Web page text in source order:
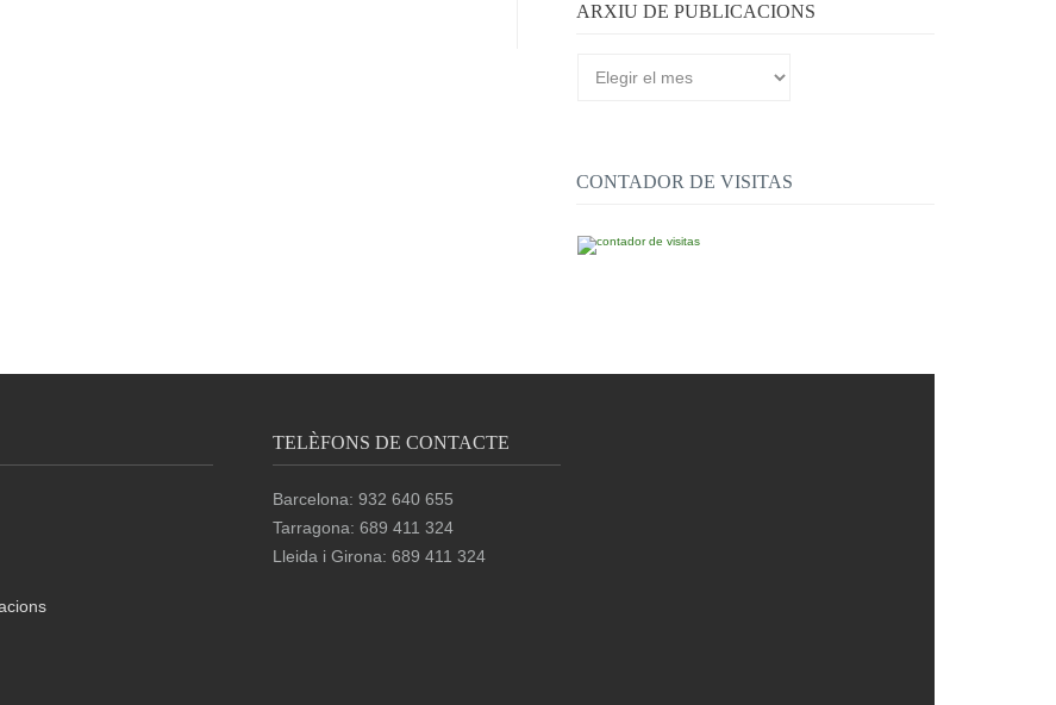
ARXIU DE PUBLICACIONS
CONTADOR DE VISITAS
TELÈFONS DE CONTACTE
Barcelona: 932 640 655
Tarragona: 689 411 324
Lleida i Girona: 689 411 324